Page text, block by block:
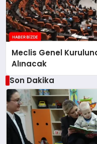
Meclis Genel
Alınacak
Son Dakika